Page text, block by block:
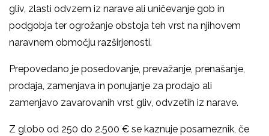
gliv, zlasti odvzem iz narave ali uničevanje gob in
podgobja ter ogrožanje obstoja teh vrst na njihovem
naravnem območju razširjenosti.
Prepovedano je posedovanje, prevažanje, prenašanje,
prodaja, zamenjava in ponujanje za prodajo ali
zamenjavo zavarovanih vrst gliv, odvzetih iz narave.
Z globo od 250 do 2.500 € se kaznuje posameznik, če